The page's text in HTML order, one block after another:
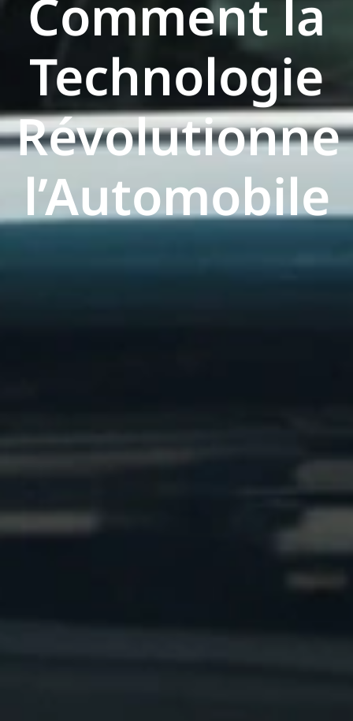
Comment la
Technologie
Révolutionne
l’Automobile